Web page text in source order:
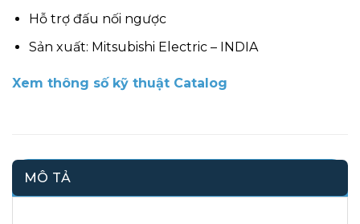
Hỗ trợ đấu nối ngược
Sản xuất: Mitsubishi Electric – INDIA
Xem thông số kỹ thuật Catalog
MÔ TẢ